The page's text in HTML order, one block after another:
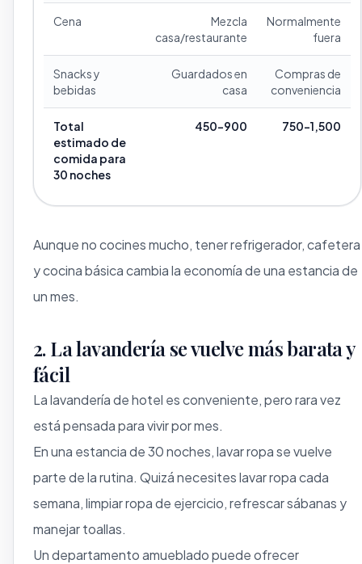
Cena
Mezcla
casa/restaurante
Normalmente
fuera
Snacks y
bebidas
Guardados en
casa
Compras de
conveniencia
Total
estimado de
comida para
30 noches
450-900 750-1,500
Aunque no cocines mucho, tener refrigerador, cafetera
y cocina básica cambia la economía de una estancia de
un mes.
2. La lavandería se vuelve más barata y
fácil
La lavandería de hotel es conveniente, pero rara vez
está pensada para vivir por mes.
En una estancia de 30 noches, lavar ropa se vuelve
parte de la rutina. Quizá necesites lavar ropa cada
semana, limpiar ropa de ejercicio, refrescar sábanas y
manejar toallas.
Un departamento amueblado puede ofrecer